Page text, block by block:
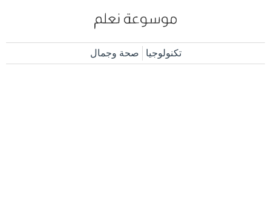
تكنولوجيا صحة وجمال